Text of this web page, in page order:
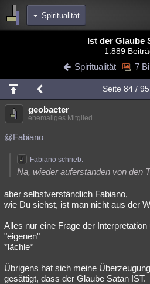
Spiritualität
Blogs
Chat Wiki Neuigkeiten
meine Rubriken
Menschen Wissenschaft
Spiritualität
Natur Umfragen
weitere Rubriken
Philosophie Träume Orte
Musik
Besucht Teilgenommen Alle
Ist der Glaube
1.889
Spiritualität 7
Seite 84/ 95
geobacter
ehemaliges Mitglied
@Fabiano
Fabiano schrieb:
Na, wieder auferstanden von den
aber selbstverständlich Fabiano,
wie Du siehst, ist man nicht aus der
Alles nur eine Frage der
"eigenen"
*lächle*
Übrigens hat sich meine
gesättigt, dass der Glaube Satan IST.